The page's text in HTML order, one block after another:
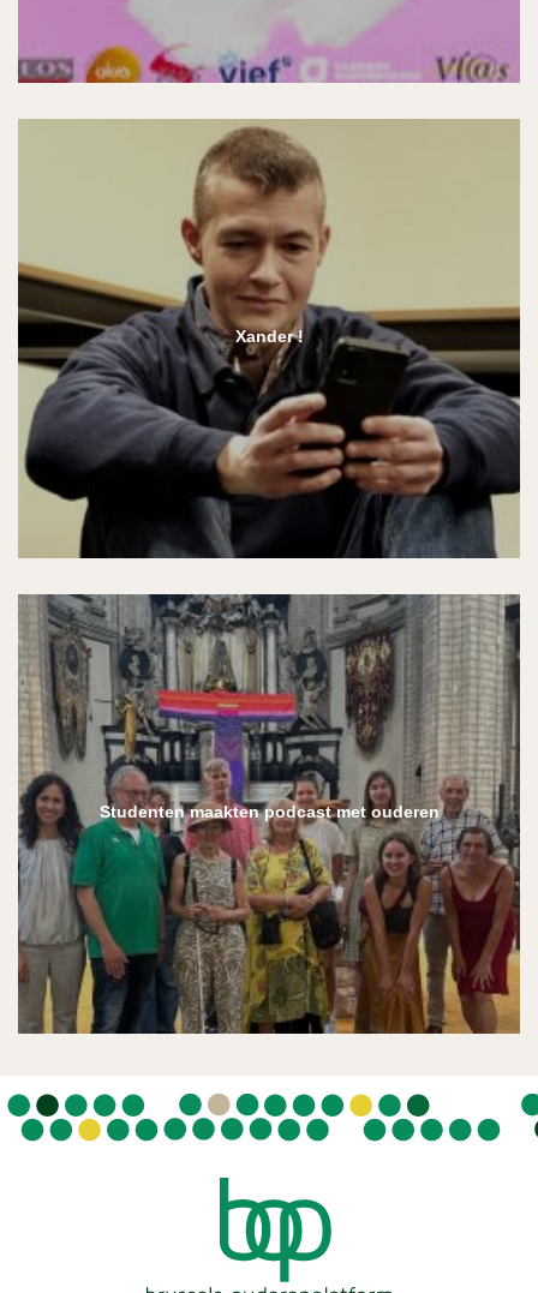
Xander !
Studenten maakten podcast met ouderen